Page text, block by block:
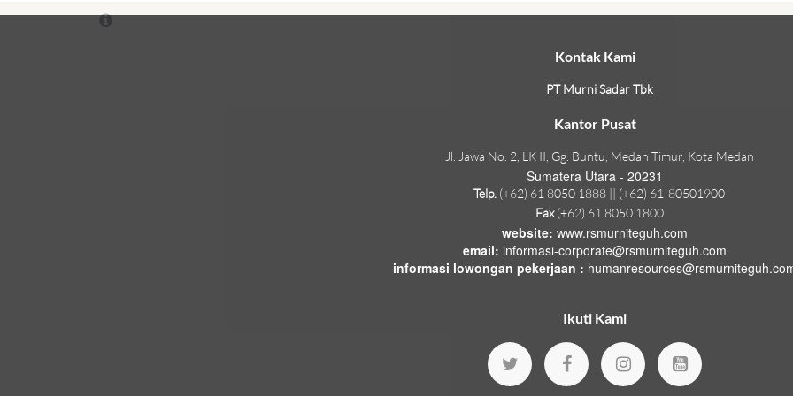
Kontak Kami
PT Murni Sadar Tbk
Kantor Pusat
Jl. Jawa No. 2, LK II, Gg. Buntu, Medan Timur, Kota Medan
Sumatera Utara - 20231
Telp. (+62) 61 8050 1888 || (+62) 61-80501900
Fax(+62) 61 8050 1800
website: www.rsmurniteguh.com
email: informasi-corporate@rsmurniteguh.com
informasi lowongan pekerjaan :
Ikuti Kami